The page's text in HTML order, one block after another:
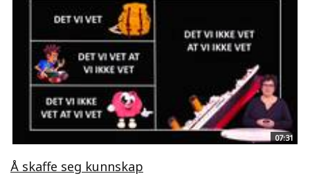
07:31
Å skaffe seg kunnskap